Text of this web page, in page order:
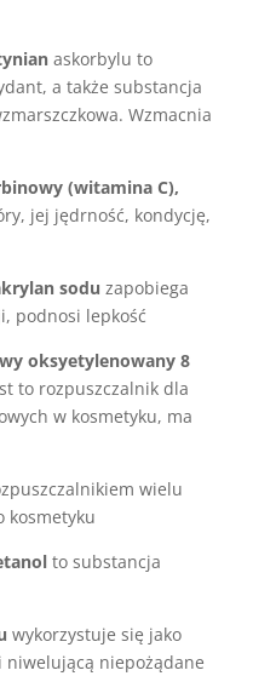
askorbylu to
a także substancja
Wzmacnia
(witamina C),
jej jędrność, kondycję,
sodu zapobiega
podnosi lepkość
oksyetylenowany 8
to rozpuszczalnik dla
w kosmetyku, ma
wielu
kosmetyku
to substancja
wykorzystuje się jako
niepożądane